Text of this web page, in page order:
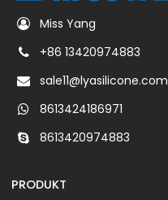
Miss Yang
+86 13420974883
sale11@lyasilicone.com
8613424186971
8613420974883
PRODUKT